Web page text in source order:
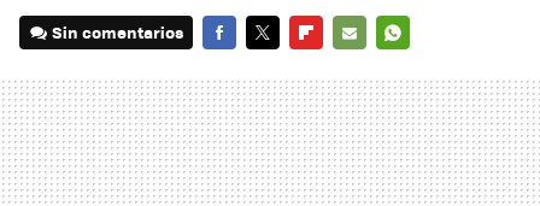
Sin comentarios
MAIL